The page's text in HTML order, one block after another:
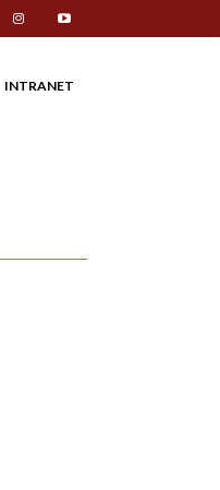
Twitter Instagram
INTRANET